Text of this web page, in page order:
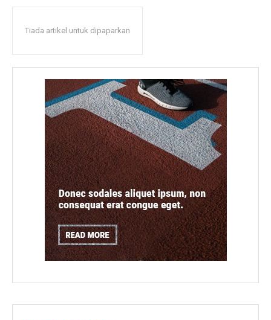
Tiada artikel untuk dipaparkan